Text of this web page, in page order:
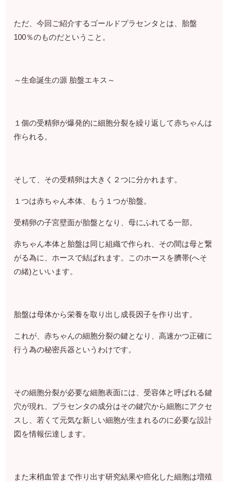
ただ、今回ご紹介するゴールドプラセンタとは、胎盤
100％のものだということ。
～生命誕生の源 胎盤エキス～
１個の受精卵が爆発的に細胞分裂を繰り返して赤ちゃんは
作られる。
そして、その受精卵は大きく２つに分かれます。
１つは赤ちゃん本体、もう１つが胎盤。
受精卵の子宮壁面が胎盤となり、母にふれてる一部。
赤ちゃん本体と胎盤は同じ組織で作られ、その間は母と繋
がる為に、ホースで結ばれます。このホースを臍帯(へそ
の緒)といいます。
胎盤は母体から栄養を取り出し成長因子を作り出す。
これが、赤ちゃんの細胞分裂の鍵となり、高速かつ正確に
行う為の秘密兵器というわけです。
その細胞分裂が必要な細胞表面には、受容体と呼ばれる鍵
穴が現れ、プラセンタの成分はその鍵穴から細胞にアクセ
スし、若くて元気な新しい細胞が生まれるのに必要な設計
図を情報伝達します。
また末梢血管まで作り出す研究結果や癌化した細胞は増殖